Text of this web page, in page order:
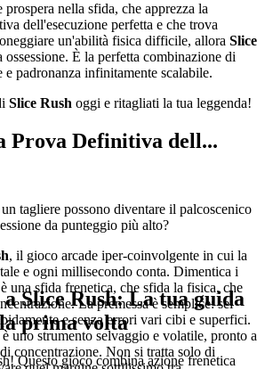
prospera nella sfida, che apprezza la
dell'esecuzione perfetta e che trova
un'abilità fisica difficile, allora Slice
ossessione. È la perfetta combinazione di
padronanza infinitamente scalabile.
Slice Rush oggi e ritagliati la tua leggenda!
Prova Definitiva dell...
tagliere possono diventare il palcoscenico
da punteggio più alto?
, il gioco arcade iper-coinvolgente in cui la
e ogni millisecondo conta. Dimentica i
una sfida frenetica, che sfida la fisica, che
La premessa è semplice: sei
e senza errori vari cibi e superfici.
uno strumento selvaggio e volatile, pronto a
concentrazione. Non si tratta solo di
Slice Rush: La tua guida
prima volta
Questo gioco combina azione frenetica